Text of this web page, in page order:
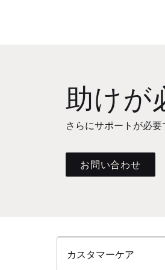
助けが
さらにサポートが必要
お問い合わせ
カスタマーケア